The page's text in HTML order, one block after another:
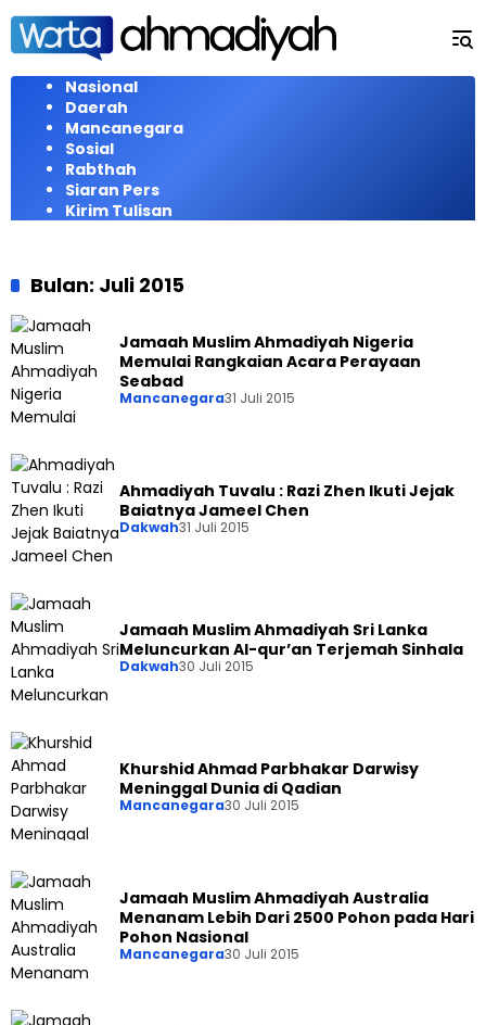
Langsung
konten
Nasional
Daerah
Mancanegara
Sosial
Rabthah
Siaran Pers
Kirim Tulisan
Bulan: Juli 2015
Jamaah Muslim Ahmadiyah Nigeria
Memulai Rangkaian Acara Perayaan
Seabad
Mancanegara31 Juli 2015
Ahmadiyah Tuvalu : Razi Zhen Ikuti Jejak
Baiatnya Jameel Chen
Dakwah31 Juli 2015
Jamaah Muslim Ahmadiyah Sri Lanka
Meluncurkan Al-qur’an Terjemah Sinhala
Dakwah30 Juli 2015
Khurshid Ahmad Parbhakar Darwisy
Meninggal Dunia di Qadian
Mancanegara30 Juli 2015
Jamaah Muslim Ahmadiyah Australia
Menanam Lebih Dari 2500 Pohon pada Hari
Pohon Nasional
Mancanegara30 Juli 2015